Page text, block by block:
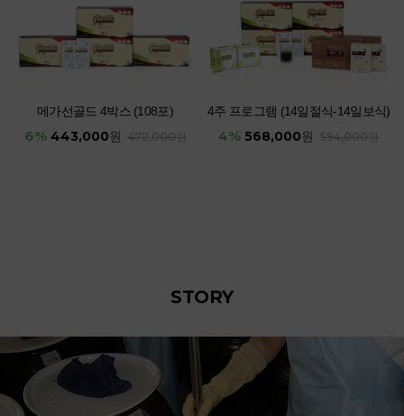
메가선골드 4박스 (108포)
6% 443,000원 472,000원
4주 프로그램 (14일절식-14일보식)
4% 568,000원 594,000원
STORY